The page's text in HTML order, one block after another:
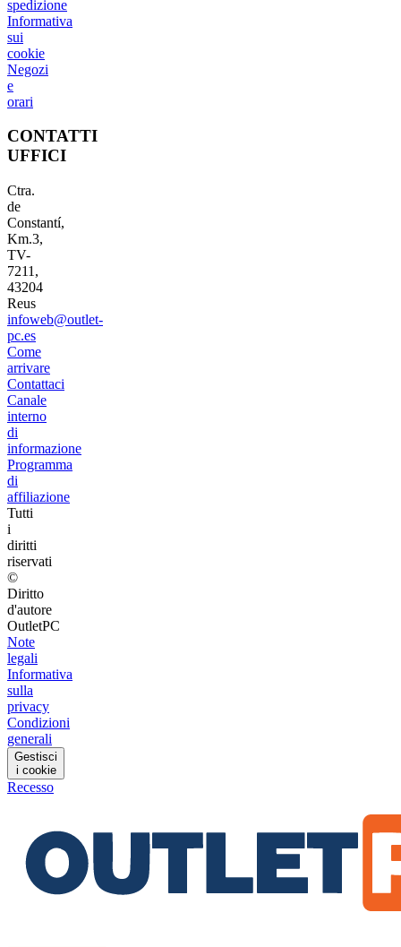
spedizione
Informativa
sui
cookie
Negozi
e
orari
CONTATTI
UFFICI
Ctra.
de
Constantí,
Km.3,
TV-
7211,
43204
Reus
infoweb@outlet-
pc.es
Come
arrivare
Contattaci
Canale
interno
di
informazione
Programma
di
affiliazione
Tutti
i
diritti
riservati
©
Diritto
d'autore
OutletPC
Note
legali
Informativa
sulla
privacy
Condizioni
generali
Gestisci
i cookie
Recesso